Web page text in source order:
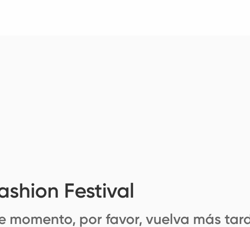
Festival
momento, por favor, vuelva más